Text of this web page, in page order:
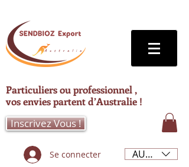
Particuliers ou professionnel ,
vos envies partent d’Australie !
Inscrivez Vous !
Se connecter AUD (AU$)